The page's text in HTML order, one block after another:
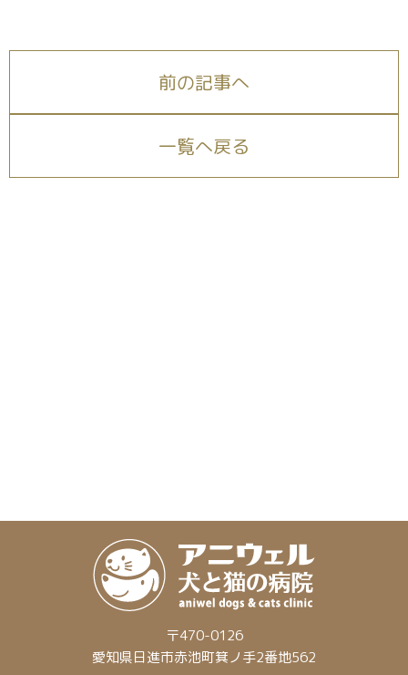
前の記事へ
一覧へ戻る
〒470-0126
愛知県日進市赤池町箕ノ手2番地562